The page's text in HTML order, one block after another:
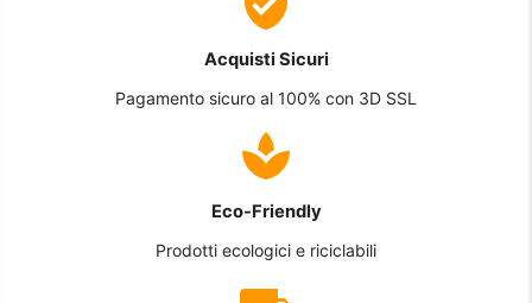
Acquisti Sicuri
Pagamento sicuro al 100% con 3D SSL
Eco-Friendly
Prodotti ecologici e riciclabili